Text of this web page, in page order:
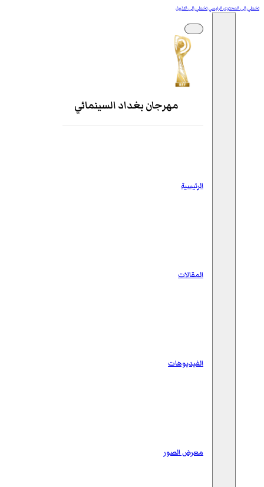
تخطي إلى المحتوى الرئيسيتخطي إلى التذييل
مهرجان بغداد السينمائي
الرئيسية
المقالات
الفيديوهات
معرض الصور